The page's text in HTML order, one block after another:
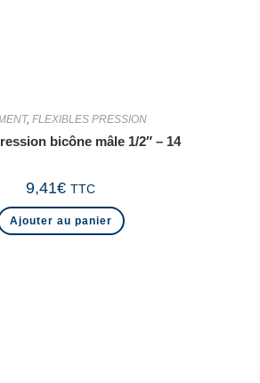
, FLEXIBLES PRESSION
bicône mâle 1/2″ – 14
9,41€ TTC
Ajouter au panier